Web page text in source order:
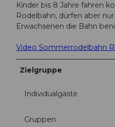
Kinder bis 8 Jahre fahren
Rodelbahn, dürfen aber
Erwachsenen die Bahn
Video Sommerrodelbahn
Zielgruppe
Individualgäste
Gruppen